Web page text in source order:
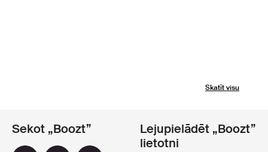
Skatīt visu
Sekot „Boozt”
Lejupielādēt „Boozt”
lietotni